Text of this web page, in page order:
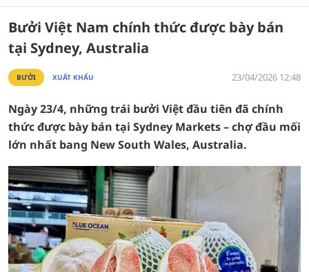
Bưởi Việt Nam chính thức được bày bán
tại Sydney, Australia
BƯỞI XUẤT KHẨU 23/04/2026 12:48
Ngày 23/4, những trái bưởi Việt đầu tiên đã chính
thức được bày bán tại Sydney Markets – chợ đầu mối
lớn nhất bang New South Wales, Australia.